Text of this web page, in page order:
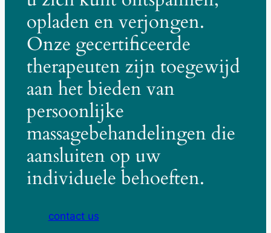
opladen en verjongen.
Onze gecertificeerde
therapeuten zijn toegewijd
aan het bieden van
persoonlijke
massagebehandelingen die
aansluiten op uw
individuele behoeften.
contact us